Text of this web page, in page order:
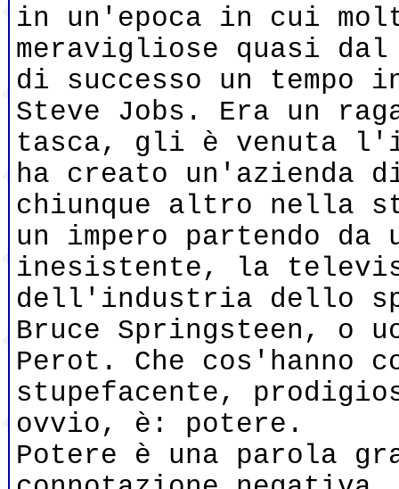
in un'epoca in cui
meravigliose quasi
di successo un tempo
Steve Jobs. Era un
tasca, gli è venuta
ha creato un'azienda
chiunque altro nella
un impero partendo da
inesistente, la
dell'industria dello
Bruce Springsteen, o
Perot. Che cos'hanno
stupefacente,
ovvio, è: potere.
Potere è una parola